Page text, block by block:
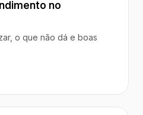
no
o que não dá e boas